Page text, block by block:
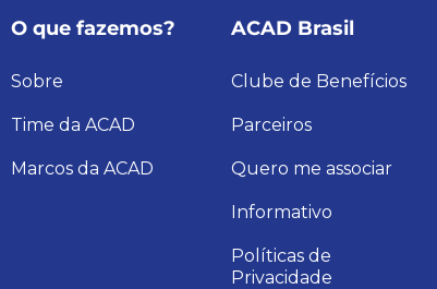
O que fazemos?
Sobre
Time da ACAD
Marcos da ACAD
ACAD Brasil
Clube de Benefícios
Parceiros
Quero me associar
Informativo
Políticas de
Privacidade